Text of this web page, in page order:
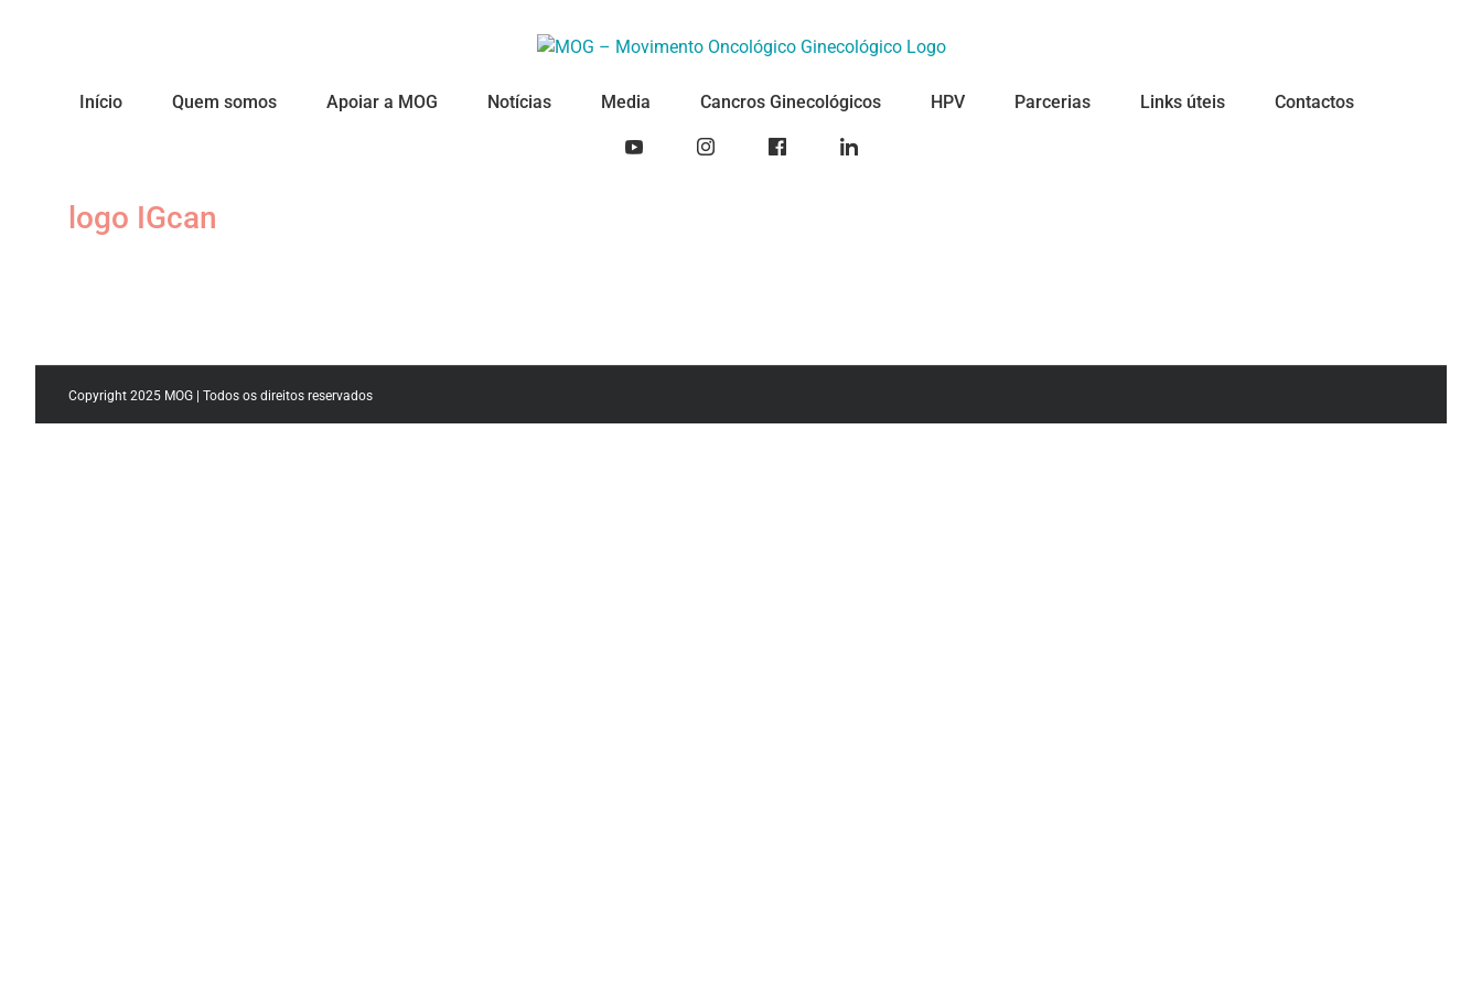
Início Quem somos Apoiar a MOG Notícias Media Cancros Ginecológicos HPV Parcerias Links úteis Contactos
logo IGcan
Copyright 2025 MOG | Todos os direitos reservados